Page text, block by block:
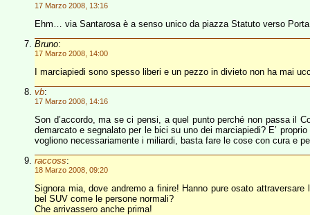
17 Marzo 2008, 13:16
Ehm… via Santarosa è a senso unico da piazza Statuto verso
Bruno:
17 Marzo 2008, 14:00
I marciapiedi sono spesso liberi e un pezzo in divieto non ha mai
vb:
17 Marzo 2008, 14:16
Son d’accordo, ma se ci pensi, a quel punto perché non passa il
demarcato e segnalato per le bici su uno dei marciapiedi? E’
vogliono necessariamente i miliardi, basta fare le cose con cura e
raccoss:
18 Marzo 2008, 09:20
Signora mia, dove andremo a finire! Hanno pure osato
bel SUV come le persone normali?
Che arrivassero anche prima!